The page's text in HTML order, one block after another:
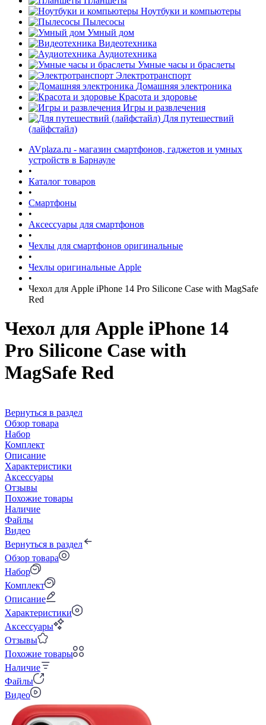
Ноутбуки и компьютеры
Пылесосы
Умный дом
Видеотехника
Аудиотехника
Умные часы и браслеты
Электротранспорт
Домашняя электроника
Красота и здоровье
Игры и развлечения
Для путешествий
(лайфстайл)
AVplaza.ru - магазин смартфонов, гаджетов и умных
устройств в Барнауле
•
Каталог товаров
•
Смартфоны
•
Аксессуары для смартфонов
•
Чехлы для смартфонов оригинальные
•
Чехлы оригинальные Apple
•
Чехол для Apple iPhone 14 Pro Silicone Case with MagSafe
Red
Чехол для Apple iPhone 14
Pro Silicone Case with
MagSafe Red
Вернуться в раздел
Обзор товара
Набор
Комплект
Описание
Характеристики
Аксессуары
Отзывы
Похожие товары
Наличие
Файлы
Видео
Вернуться в раздел
Обзор товара
Набор
Комплект
Описание
Характеристики
Аксессуары
Отзывы
Похожие товары
Наличие
Файлы
Видео
раз в 2 недели